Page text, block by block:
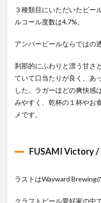
３種類目にいただいたビー
ルコール度数は4.7%。
アンバービールならではの
刹那的にふわりと漂う甘さ
ていて口当たりが良く、あ
した。ラガーほどの爽快感
みやすく、乾杯の１杯やお
メです。
FUSAMI Victory
ラストはWayward Brewing
クラフトビール愛好家の中